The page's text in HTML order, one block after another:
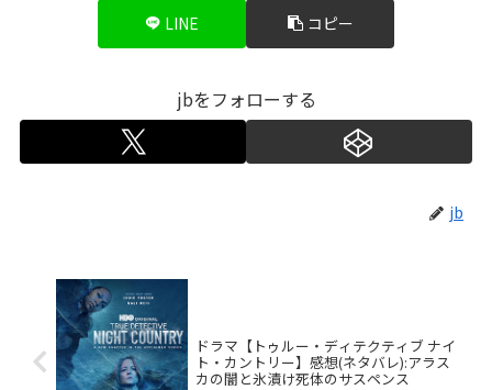
LINE コピー
jbをフォローする
jb
ドラマ【トゥルー・ディテクティブ ナイ
ト・カントリー】感想(ネタバレ):アラス
カの闇と氷漬け死体のサスペンス